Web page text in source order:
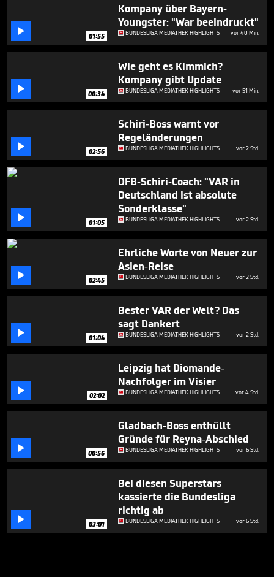
seconds
 01:55
Kompany über Bayern-
Youngster: "War beeindruckt"
BUNDESLIGA MEDIATHEK HIGHLIGHTS vor 40 Min.
 00:34
Wie geht es Kimmich?
Kompany gibt Update
BUNDESLIGA MEDIATHEK HIGHLIGHTS vor 51 Min.
 02:56
Schiri-Boss warnt vor
Regeländerungen
BUNDESLIGA MEDIATHEK HIGHLIGHTS vor 2 Std.
 01:05
DFB-Schiri-Coach: "VAR in
Deutschland ist absolute
Sonderklasse"
BUNDESLIGA MEDIATHEK HIGHLIGHTS vor 2 Std.
 02:45
Ehrliche Worte von Neuer zur
Asien-Reise
BUNDESLIGA MEDIATHEK HIGHLIGHTS vor 2 Std.
 01:04
Bester VAR der Welt? Das
sagt Dankert
BUNDESLIGA MEDIATHEK HIGHLIGHTS vor 2 Std.
 02:02
Leipzig hat Diomande-
Nachfolger im Visier
BUNDESLIGA MEDIATHEK HIGHLIGHTS vor 4 Std.
 00:56
Gladbach-Boss enthüllt
Gründe für Reyna-Abschied
BUNDESLIGA MEDIATHEK HIGHLIGHTS vor 6 Std.
 03:01
Bei diesen Superstars
kassierte die Bundesliga
richtig ab
BUNDESLIGA MEDIATHEK HIGHLIGHTS vor 6 Std.